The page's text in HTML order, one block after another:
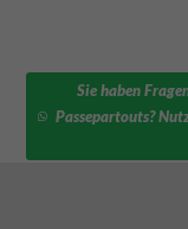
Sie haben
Passepartouts?